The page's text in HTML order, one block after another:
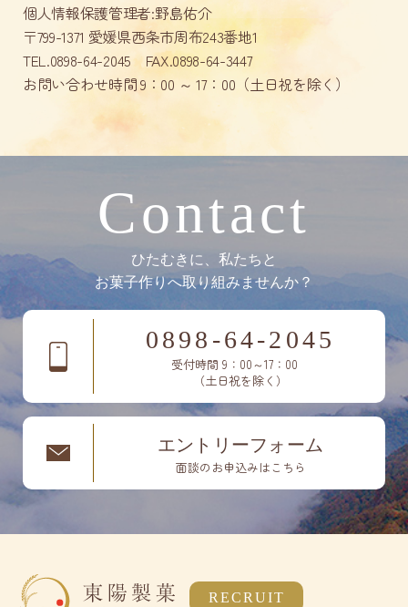
個人情報保護管理者:野島佑介
〒799-1371 愛媛県西条市周布243番地1
TEL.0898-64-2045 FAX.0898-64-3447
お問い合わせ時間 9：00 ～ 17：00（土日祝を除く）
Contact
ひたむきに、私たちと
お菓子作りへ取り組みませんか？
0898-64-2045
受付時間 9：00～17：00
（土日祝を除く）
エントリーフォーム
面談のお申込みはこちら
RECRUIT